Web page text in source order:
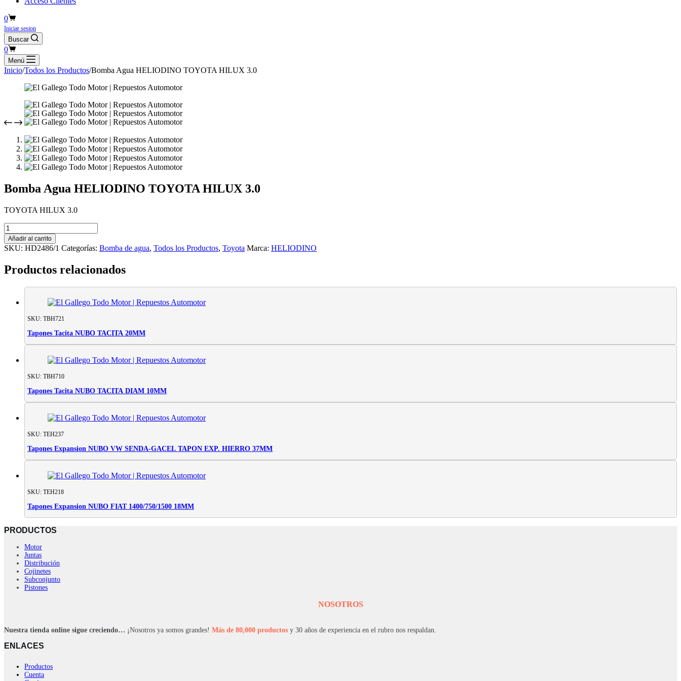
Carro
de
compra
0
Iniciar sesion
Buscar
Carro
de
compra
0
Menú
Inicio/Todos los Productos/Bomba Agua HELIODINO TOYOTA HILUX 3.0
Bomba Agua HELIODINO TOYOTA HILUX 3.0
TOYOTA HILUX 3.0
Bomba
Agua
HELIODINO
HILUX
3.0
Añadir al carrito
SKU: HD2486/1 Categorías: Bomba de agua, Todos los Productos, Toyota Marca: HELIODINO
Productos relacionados
SKU: TBH721
Tapones Tacita NUBO TACITA 20MM
SKU: TBH710
Tapones Tacita NUBO TACITA DIAM 10MM
SKU: TEH237
Tapones Expansion NUBO VW SENDA-GACEL TAPON EXP. HIERRO 37MM
SKU: TEH218
Tapones Expansion NUBO FIAT 1400/750/1500 18MM
PRODUCTOS
Motor
Juntas
Distribución
Cojinetes
Subconjunto
Pistones
NOSOTROS
Nuestra tienda online sigue creciendo… ¡Nosotros ya somos grandes! Más de 80,000 productos y 30 años de experiencia en el rubro nos respaldan.
ENLACES
Productos
Cuenta